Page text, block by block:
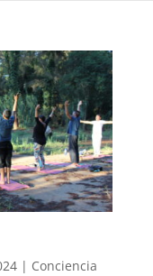
| Conciencia